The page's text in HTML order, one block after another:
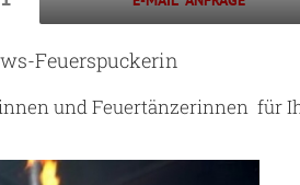
Feuerspuckerin
und Feuertänzerinnen für